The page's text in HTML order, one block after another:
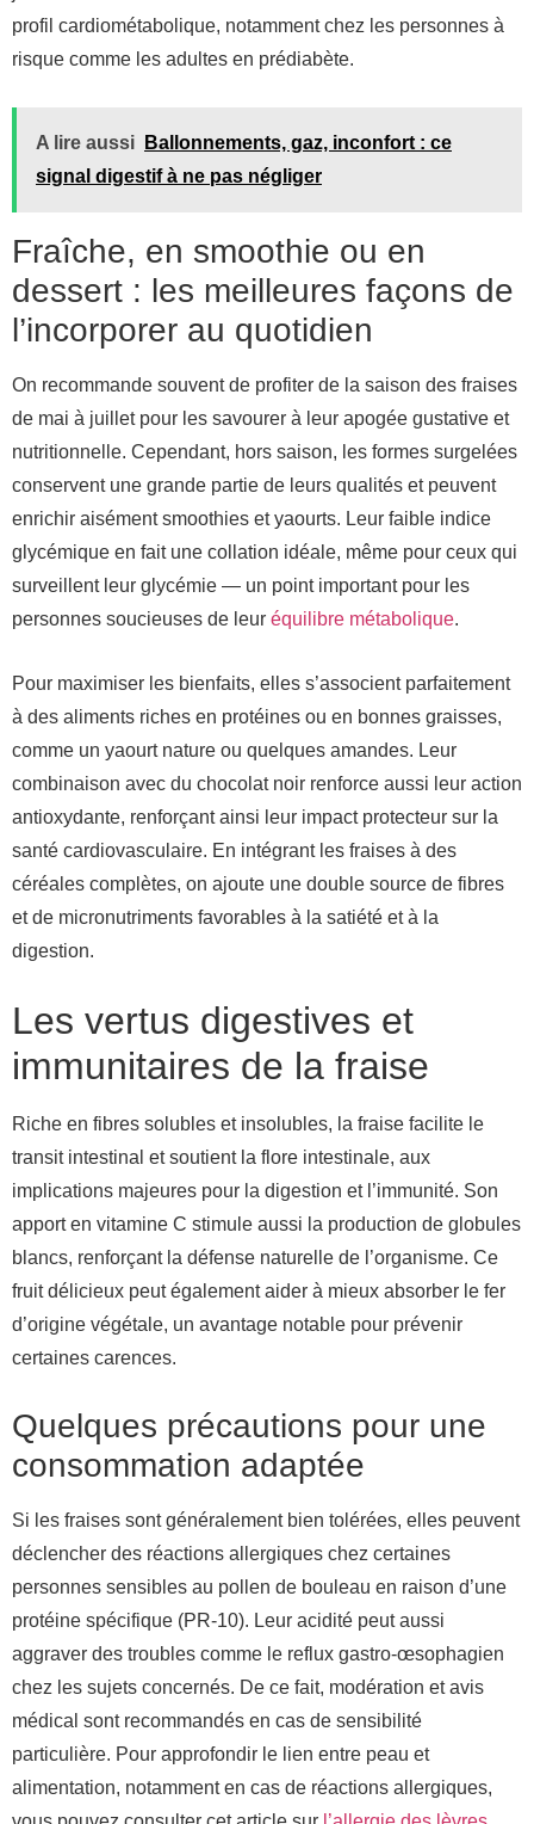
profil cardiométabolique, notamment chez les personnes à
risque comme les adultes en prédiabète.
A lire aussi
Ballonnements, gaz, inconfort : ce
signal digestif à ne pas négliger
Fraîche, en smoothie ou en
dessert : les meilleures façons de
l’incorporer au quotidien
On recommande souvent de profiter de la saison des fraises
de mai à juillet pour les savourer à leur apogée gustative et
nutritionnelle. Cependant, hors saison, les formes surgelées
conservent une grande partie de leurs qualités et peuvent
enrichir aisément smoothies et yaourts. Leur faible indice
glycémique en fait une collation idéale, même pour ceux qui
surveillent leur glycémie — un point important pour les
personnes soucieuses de leur équilibre métabolique.
Pour maximiser les bienfaits, elles s’associent parfaitement
à des aliments riches en protéines ou en bonnes graisses,
comme un yaourt nature ou quelques amandes. Leur
combinaison avec du chocolat noir renforce aussi leur action
antioxydante, renforçant ainsi leur impact protecteur sur la
santé cardiovasculaire. En intégrant les fraises à des
céréales complètes, on ajoute une double source de fibres
et de micronutriments favorables à la satiété et à la
digestion.
Les vertus digestives et
immunitaires de la fraise
Riche en fibres solubles et insolubles, la fraise facilite le
transit intestinal et soutient la flore intestinale, aux
implications majeures pour la digestion et l’immunité. Son
apport en vitamine C stimule aussi la production de globules
blancs, renforçant la défense naturelle de l’organisme. Ce
fruit délicieux peut également aider à mieux absorber le fer
d’origine végétale, un avantage notable pour prévenir
certaines carences.
Quelques précautions pour une
consommation adaptée
Si les fraises sont généralement bien tolérées, elles peuvent
déclencher des réactions allergiques chez certaines
personnes sensibles au pollen de bouleau en raison d’une
protéine spécifique (PR-10). Leur acidité peut aussi
aggraver des troubles comme le reflux gastro-œsophagien
chez les sujets concernés. De ce fait, modération et avis
médical sont recommandés en cas de sensibilité
particulière. Pour approfondir le lien entre peau et
alimentation, notamment en cas de réactions allergiques,